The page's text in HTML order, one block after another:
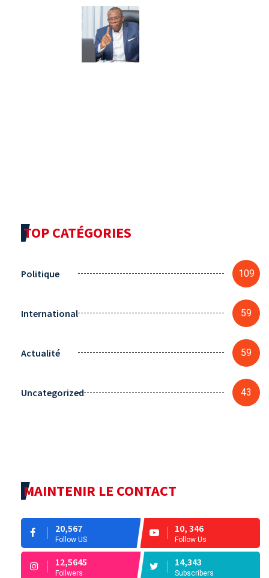
TOP CATÉGORIES
Politique 109
International 59
Actualité 59
Uncategorized 43
MAINTENIR LE CONTACT
20,567
Follow US
10, 346
Follow Us
12,5645
Follwers
14,343
Subscribers